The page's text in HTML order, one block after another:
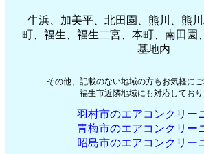
牛浜、加美平、北田園、熊川、熊
町、福生、福生二宮、本町、南田園
基地内
その他、記載のない地域の方もお気軽にご
福生市近隣地域にも対応しており
羽村市のエアコンクリー
青梅市のエアコンクリー
昭島市のエアコンクリー